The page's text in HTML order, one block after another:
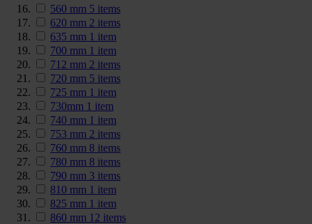
560 mm 5 items
620 mm 2 items
635 mm 1 item
700 mm 1 item
712 mm 2 items
720 mm 5 items
725 mm 1 item
730mm 1 item
740 mm 1 item
753 mm 2 items
760 mm 8 items
780 mm 8 items
790 mm 3 items
810 mm 1 item
825 mm 1 item
860 mm 12 items